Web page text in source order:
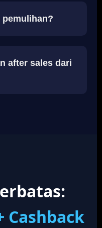
after sales dari
Cashback